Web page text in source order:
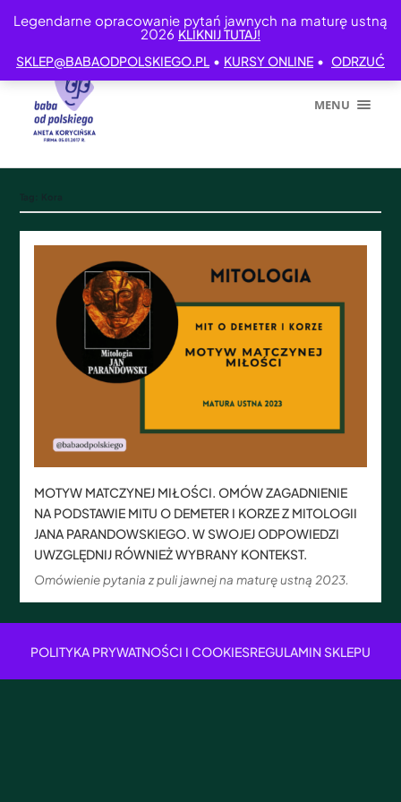
Legendarne opracowanie pytań jawnych na maturę ustną
2026 KLIKNIJ TUTAJ!
SKLEP@BABAODPOLSKIEGO.PL • KURSY ONLINE • ODRZUĆ
MENU
MOTYW MATCZYNEJ MIŁOŚCI. OMÓW ZAGADNIENIE
NA PODSTAWIE MITU O DEMETER I KORZE Z MITOLOGII
JANA PARANDOWSKIEGO. W SWOJEJ ODPOWIEDZI
UWZGLĘDNIJ RÓWNIEŻ WYBRANY KONTEKST.
Omówienie pytania z puli jawnej na maturę ustną 2023.
POLITYKA PRYWATNOŚCI I COOKIESREGULAMIN SKLEPU